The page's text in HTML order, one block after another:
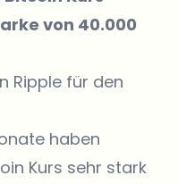
von 40.000
Ripple für den
haben
Kurs sehr stark